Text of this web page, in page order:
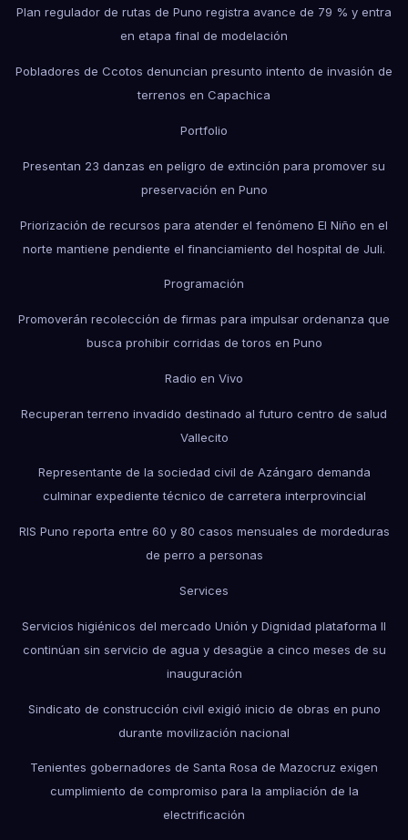
Plan regulador de rutas de Puno registra avance de 79 % y entra
en etapa final de modelación
Pobladores de Ccotos denuncian presunto intento de invasión de
terrenos en Capachica
Portfolio
Presentan 23 danzas en peligro de extinción para promover su
preservación en Puno
Priorización de recursos para atender el fenómeno El Niño en el
norte mantiene pendiente el financiamiento del hospital de Juli.
Programación
Promoverán recolección de firmas para impulsar ordenanza que
busca prohibir corridas de toros en Puno
Radio en Vivo
Recuperan terreno invadido destinado al futuro centro de salud
Vallecito
Representante de la sociedad civil de Azángaro demanda
culminar expediente técnico de carretera interprovincial
RIS Puno reporta entre 60 y 80 casos mensuales de mordeduras
de perro a personas
Services
Servicios higiénicos del mercado Unión y Dignidad plataforma II
continúan sin servicio de agua y desagüe a cinco meses de su
inauguración
Sindicato de construcción civil exigió inicio de obras en puno
durante movilización nacional
Tenientes gobernadores de Santa Rosa de Mazocruz exigen
cumplimiento de compromiso para la ampliación de la
electrificación